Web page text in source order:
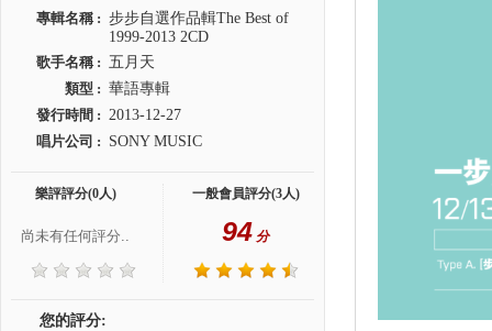
專輯名稱 : 步步自選作品輯The Best of
1999-2013 2CD
歌手名稱 : 五月天
類型 : 華語專輯
發行時間 : 2013-12-27
唱片公司 : SONY MUSIC
樂評評分(0人)
尚未有任何評分..
一般會員評分(3人)
94 分
您的評分: